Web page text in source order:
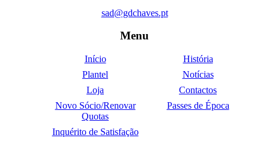
sad@gdchaves.pt
Menu
Início
História
Plantel
Notícias
Loja
Contactos
Novo Sócio/Renovar
Quotas
Passes de Época
Inquérito de Satisfação